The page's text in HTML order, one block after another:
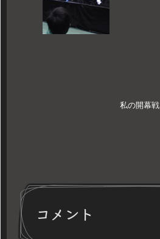
私の開幕戦
コメント